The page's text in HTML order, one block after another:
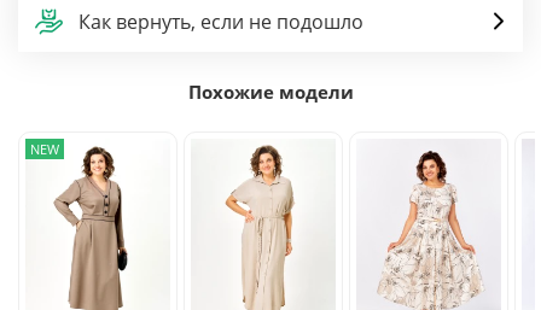
Как вернуть, если не подошло
Похожие модели
NEW